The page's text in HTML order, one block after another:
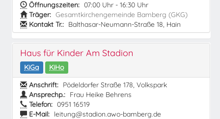
Öffnungszeiten: 07:00 Uhr - 16:30 Uhr
Träger: Gesamtkirchengemeinde Bamberg (GKG)
Kontakt Tr.: Balthasar-Neumann-Straße 18, Hain
Haus für Kinder Am Stadion
KiGa
KiHo
Anschrift: Pödeldorfer Straße 178, Volkspark
Ansprechp.: Frau Heike Behrens
Telefon: 0951 16519
E-Mail: leitung@stadion.awo-bamberg.de